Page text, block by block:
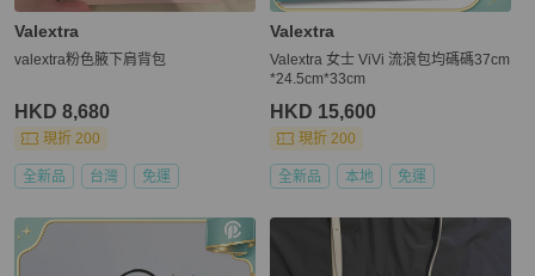
Valextra
valextra粉色腋下肩背包
HKD 8,680
現折 200
全新品 台灣 免運
Valextra
Valextra 女士 ViVi 流浪包均碼碼37cm
*24.5cm*33cm
HKD 15,600
現折 200
全新品 本地 免運